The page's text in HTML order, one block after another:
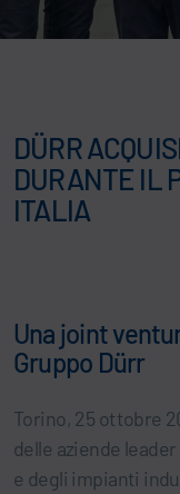
DÜRR
DURANTE IL
ITALIA
Una joint
Gruppo Dürr
Torino, 25 ottobre
delle aziende
e degli impianti